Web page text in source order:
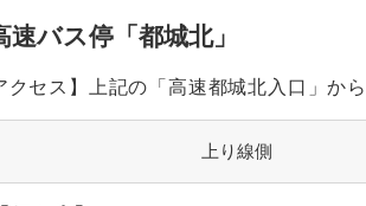
速バス停「都城北」
クセス】上記の「高速都城北入口」か
上り線側